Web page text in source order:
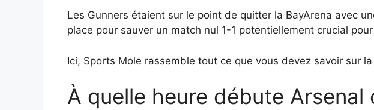
Les Gunners étaient sur le point de quitter la BayArena avec
place pour sauver un match nul 1-1 potentiellement crucial
Ici, Sports Mole rassemble tout ce que vous devez savoir sur
À quelle heure débute Arsenal